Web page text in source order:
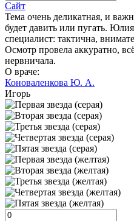
Сайт
Тема очень деликатная, и
будет давить или пугать.
специалист: тактична,
Осмотр провела аккуратно,
нервничала.
О враче:
Коноваленкова Ю. А.
Игорь